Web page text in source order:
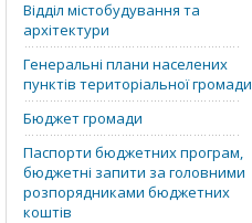
Відділ містобудування та
архітектури
Генеральні плани населених
пунктів територіальної громади
Бюджет громади
Паспорти бюджетних програм,
бюджетні запити за головними
розпорядниками бюджетних
коштів